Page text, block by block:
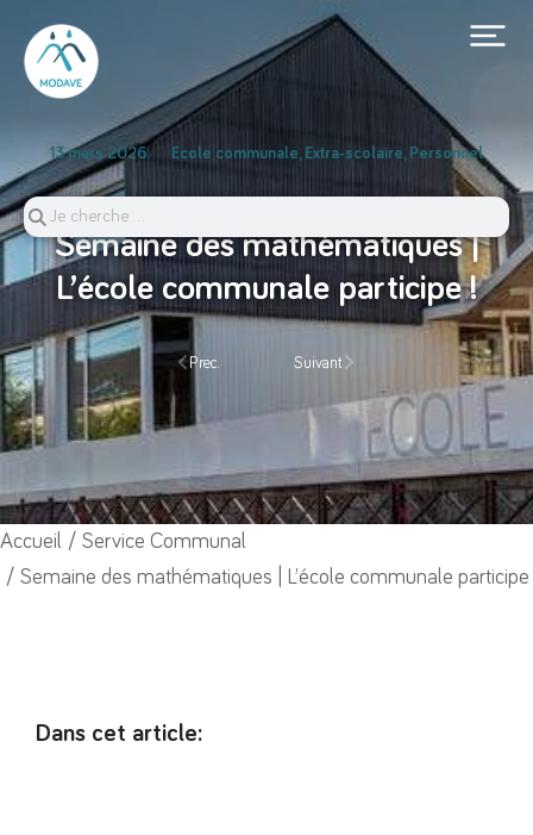
13 mars 2026 Ecole communale, Extra-scolaire, Personnel
Semaine des mathématiques |
L’école communale participe !
Prec. Suivant
Vous êtes ici :
Accueil
Service Communal
Semaine des mathématiques | L’école communale participe
Dans cet article: